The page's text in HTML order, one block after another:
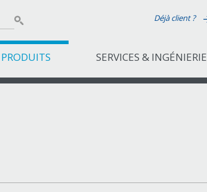
PRODUITS SERVICES & INGÉNIERIE
Déjà client ?